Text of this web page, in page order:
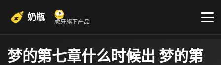
奶瓶 虎牙旗下产品
梦的第七章什么时候出 梦的第